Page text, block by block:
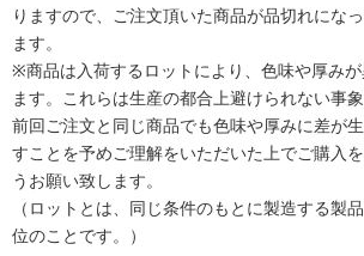
りますので、ご注文頂いた商品が品切れにな
ます。
※商品は入荷するロットにより、色味や厚み
ます。これらは生産の都合上避けられない事象
前回ご注文と同じ商品でも色味や厚みに差が
すことを予めご理解をいただいた上でご購入
うお願い致します。
（ロットとは、同じ条件のもとに製造する製
位のことです。）